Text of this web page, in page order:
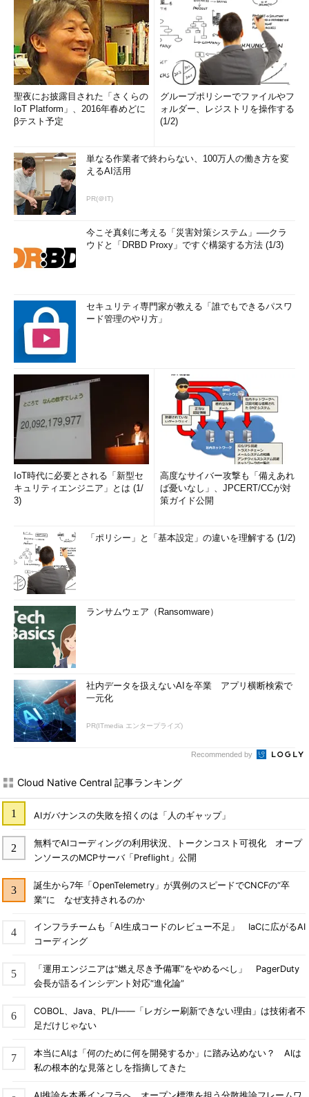
聖夜にお披露目された「さくらの
IoT Platform」、2016年春めどに
βテスト予定
グループポリシーでファイルやフ
ォルダー、レジストリを操作する
(1/2)
単なる作業者で終わらない、100万人の働き方を変
えるAI活用
PR(＠IT)
今こそ真剣に考える「災害対策システム」──クラ
ウドと「DRBD Proxy」ですぐ構築する方法 (1/3)
セキュリティ専門家が教える「誰でもできるパスワ
ード管理のやり方」
IoT時代に必要とされる「新型セ
キュリティエンジニア」とは (1/
3)
高度なサイバー攻撃も「備えあれ
ば憂いなし」、JPCERT/CCが対
策ガイド公開
「ポリシー」と「基本設定」の違いを理解する (1/2)
ランサムウェア（Ransomware）
社内データを扱えないAIを卒業 アプリ横断検索で
一元化
PR(ITmedia エンタープライズ)
Recommended by
Cloud Native Central 記事ランキング
AIガバナンスの失敗を招くのは「人のギャップ」
無料でAIコーディングの利用状況、トークンコスト可視化 オープ
ンソースのMCPサーバ「Preflight」公開
誕生から7年「OpenTelemetry」が異例のスピードでCNCFの“卒
業”に なぜ支持されるのか
インフラチームも「AI生成コードのレビュー不足」 IaCに広がるAI
コーディング
「運用エンジニアは“燃え尽き予備軍”をやめるべし」 PagerDuty
会長が語るインシデント対応“進化論”
COBOL、Java、PL/I――「レガシー刷新できない理由」は技術者不
足だけじゃない
本当にAIは「何のために何を開発するか」に踏み込めない？ AIは
私の根本的な見落としを指摘してきた